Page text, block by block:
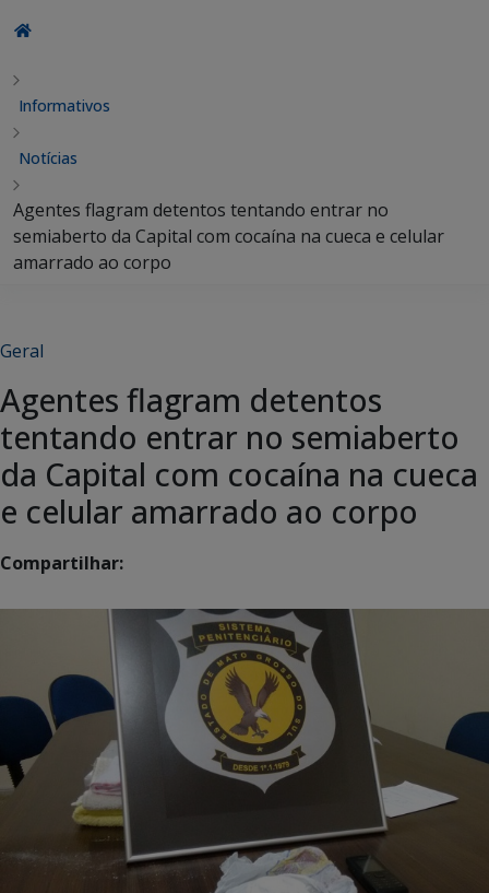
Informativos
Notícias
Agentes flagram detentos tentando entrar no
semiaberto da Capital com cocaína na cueca e celular
amarrado ao corpo
Geral
Agentes flagram detentos
tentando entrar no semiaberto
da Capital com cocaína na cueca
e celular amarrado ao corpo
Compartilhar: